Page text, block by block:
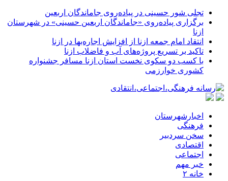
تجلی شور حسینی در پیاده‌روی جاماندگان اربعین
برگزاری پیاده‌روی «جاماندگان اربعین حسینی» در شهرستان
ازنا
انتقاد امام جمعه ازنا از افزایش اجاره‌بها در ازنا
تاکید بر تسریع پروژه‌های آب و فاضلاب ازنا
با کسب دو سکوی نخست استان ازنا مسافر جشنواره
کشوری خوارزمی
اخبارشهرستان
فرهنگی
سخن سردبیر
اقتصادی
اجتماعی
خبر مهم
خانه ۲